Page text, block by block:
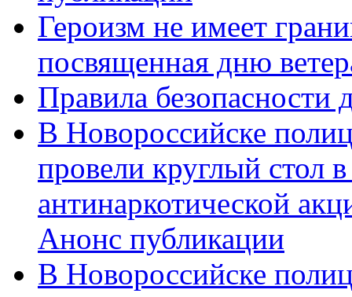
Героизм не имеет
посвященная дню
Правила безопасности
В Новороссийске
провели круглый стол
антинаркотической
Анонс публикации
В Новороссийске